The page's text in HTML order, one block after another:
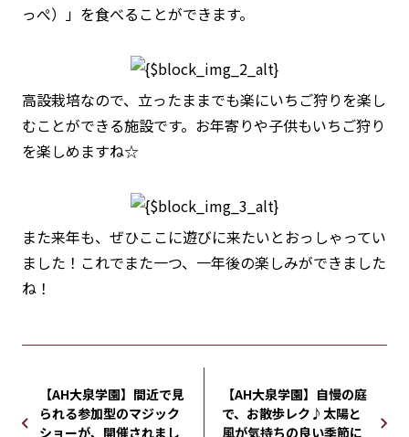
っぺ）」を食べることができます。
高設栽培なので、立ったままでも楽にいちご狩りを楽し
むことができる施設です。お年寄りや子供もいちご狩り
を楽しめますね☆
また来年も、ぜひここに遊びに来たいとおっしゃってい
ました！これでまた一つ、一年後の楽しみができました
ね！
【AH大泉学園】間近で見
られる参加型のマジック
ショーが、開催されまし
【AH大泉学園】自慢の庭
で、お散歩レク♪太陽と
風が気持ちの良い季節に